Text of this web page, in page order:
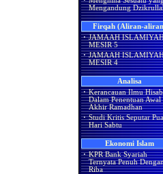
Mengandung
Firqah (Aliran-
· JAMAAH
MESIR 5
· JAMAAH
MESIR 4
Analisa
· Kerancauan Ilmu Hisab
Dalam Penentuan
Akhir Ramadhan
· Studi Kritis Seputar
Hari Sabtu
Ekonomi Islam
· KPR Bank Syariah
Ternyata Penuh
Riba